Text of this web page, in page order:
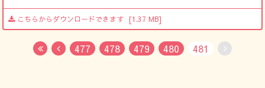
こちらからダウンロードできます [1.37 MB]
FirstPrevious
477 478 479 480 481 No Next